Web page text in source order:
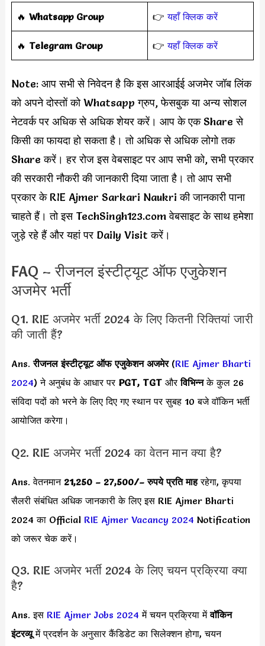
‎️‍🔥 Whatsapp Group 👉यहाँ क्लिक करें
‎️‍🔥 Telegram Group 👉यहाँ क्लिक करें
Note: आप सभी से निवेदन है कि इस आरआईई अजमेर जॉब लिंक
को अपने दोस्तों को Whatsapp ग्रुप, फेसबुक या अन्य सोशल
नेटवर्क पर अधिक से अधिक शेयर करें। आप के एक Share से
किसी का फायदा हो सकता है। तो अधिक से अधिक लोगो तक
Share करें। हर रोज इस वेबसाइट पर आप सभी को, सभी प्रकार
की सरकारी नौकरी की जानकारी दिया जाता है। तो आप सभी
प्रकार के RIE Ajmer Sarkari Naukri की जानकारी पाना
चाहते हैं। तो इस TechSingh123.com वेबसाइट के साथ हमेशा
जुड़े रहे हैं और यहां पर Daily Visit करें।
FAQ – रीजनल इंस्टीट्यूट ऑफ एजुकेशन
अजमेर भर्ती
Q1. RIE अजमेर भर्ती 2024 के लिए कितनी रिक्तियां जारी
की जाती हैं?
Ans.रीजनल इंस्टीट्यूट ऑफ एजुकेशन अजमेर(RIE Ajmer Bharti
2024) ने अनुबंध के आधार पर PGT, TGT औरविभिन्नके कुल 26
संविदा पदों को भरने के लिए दिए गए स्थान पर सुबह 10 बजे वॉकिन भर्ती
आयोजित करेगा।
Q2. RIE अजमेर भर्ती 2024 का वेतन मान क्या है?
Ans. वेतनमान 21,250 – 27,500/– रुपये प्रति माहरहेगा, कृपया
सैलरी संबंधित अधिक जानकारी के लिए इस RIE Ajmer Bharti
2024 का Official RIE Ajmer Vacancy 2024 Notification
को जरूर चेक करें।
Q3. RIE अजमेर भर्ती 2024 के लिए चयन प्रक्रिया क्या
है?
Ans. इस RIE Ajmer Jobs 2024 में चयन प्रक्रिया मेंवॉकिन
इंटरव्यूमें प्रदर्शन के अनुसार कैंडिडेट का सिलेक्शन होगा, चयन